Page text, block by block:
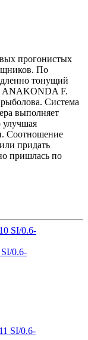
прогонистых
По
тонущий
ANAKONDA F.
Система
выполняет
улучшая
Соотношение
придать
пришлась по
0.6-